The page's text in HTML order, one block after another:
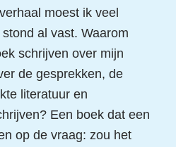
moest ik veel
al vast. Waarom
schrijven over mijn
de gesprekken, de
literatuur en
Een boek dat een
op de vraag: zou het